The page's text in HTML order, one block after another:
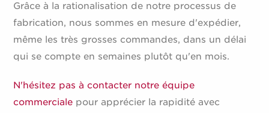
Grâce à la rationalisation de notre processus de
fabrication, nous sommes en mesure d'expédier,
même les très grosses commandes, dans un délai
qui se compte en semaines plutôt qu'en mois.
N'hésitez pas à contacter notre équipe
commerciale pour apprécier la rapidité avec